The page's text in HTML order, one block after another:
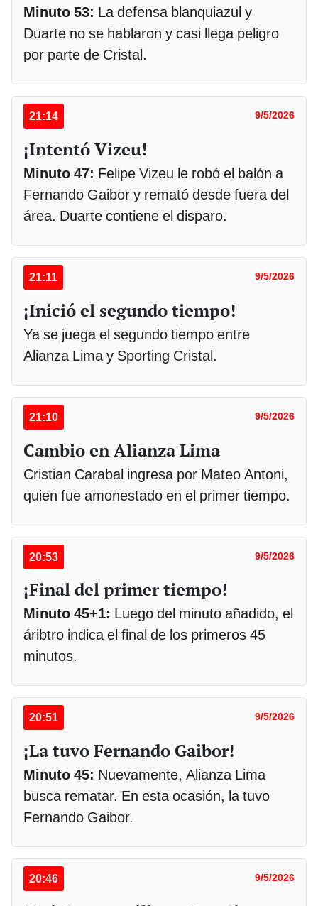
Minuto 53: La defensa blanquiazul y
Duarte no se hablaron y casi llega peligro
por parte de Cristal.
21:14 9/5/2026
¡Intentó Vizeu!
Minuto 47: Felipe Vizeu le robó el balón a
Fernando Gaibor y remató desde fuera del
área. Duarte contiene el disparo.
21:11 9/5/2026
¡Inició el segundo tiempo!
Ya se juega el segundo tiempo entre
Alianza Lima y Sporting Cristal.
21:10 9/5/2026
Cambio en Alianza Lima
Cristian Carabal ingresa por Mateo Antoni,
quien fue amonestado en el primer tiempo.
20:53 9/5/2026
¡Final del primer tiempo!
Minuto 45+1: Luego del minuto añadido, el
áribtro indica el final de los primeros 45
minutos.
20:51 9/5/2026
¡La tuvo Fernando Gaibor!
Minuto 45: Nuevamente, Alianza Lima
busca rematar. En esta ocasión, la tuvo
Fernando Gaibor.
20:46 9/5/2026